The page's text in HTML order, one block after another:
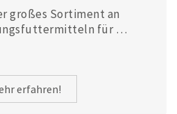
großes Sortiment an
für
und
unterschiedlichsten
erfahren!